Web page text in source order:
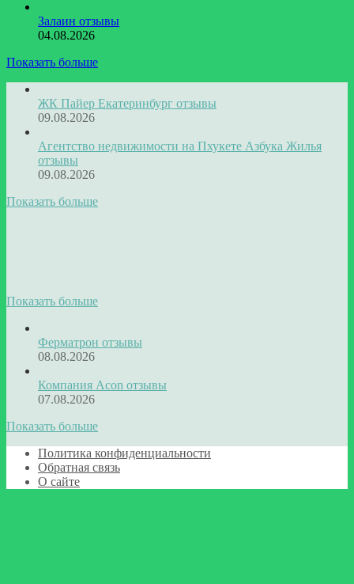
Залаин отзывы
04.08.2026
Показать больше
ЖК Пайер Екатеринбург отзывы
09.08.2026
Агентство недвижимости на Пхукете Азбука Жилья
отзывы
09.08.2026
Показать больше
Показать больше
Ферматрон отзывы
08.08.2026
Компания Acon отзывы
07.08.2026
Показать больше
Политика конфиденциальности
Обратная связь
О сайте